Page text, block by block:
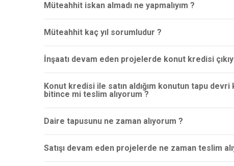
Müteahhit iskan almadı ne yapmalıyım ?
Müteahhit kaç yıl sorumludur ?
İnşaatı devam eden projelerde konut kredisi
Konut kredisi ile satın aldığım konutun tapu
bitince mi teslim alıyorum ?
Daire tapusunu ne zaman alıyorum ?
Satışı devam eden projelerde ne zaman teslim
Ofis
13B Ümraniye İstanbul
Telefon:0 (539) 935 12 39
SOSYAL
İnstagram